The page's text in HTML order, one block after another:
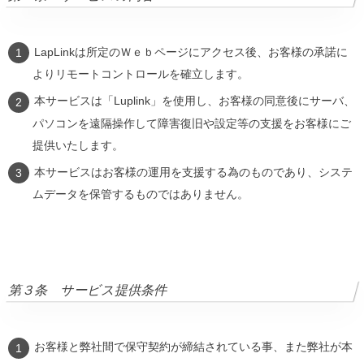
LapLinkは所定のＷｅｂページにアクセス後、お客様の承諾に
よりリモートコントロールを確立します。
本サービスは「Luplink」を使用し、お客様の同意後にサーバ、
パソコンを遠隔操作して障害復旧や設定等の支援をお客様にご
提供いたします。
本サービスはお客様の運用を支援する為のものであり、システ
ムデータを保管するものではありません。
第３条 サービス提供条件
お客様と弊社間で保守契約が締結されている事、また弊社が本